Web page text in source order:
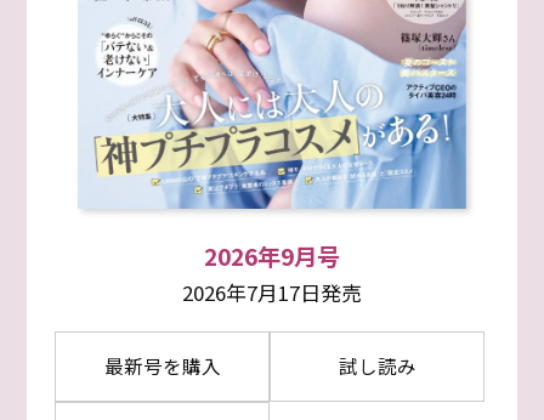
2026年9月号
2026年7月17日発売
最新号を購入 試し読み